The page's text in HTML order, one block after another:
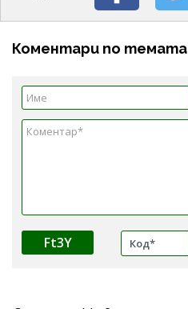
Коментари по темата
Ft3Y